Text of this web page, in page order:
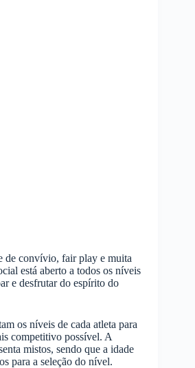
de convívio, fair play e muita
está aberto a todos os níveis
e desfrutar do espírito do
os níveis de cada atleta para
competitivo possível. A
mistos, sendo que a idade
para a seleção do nível.